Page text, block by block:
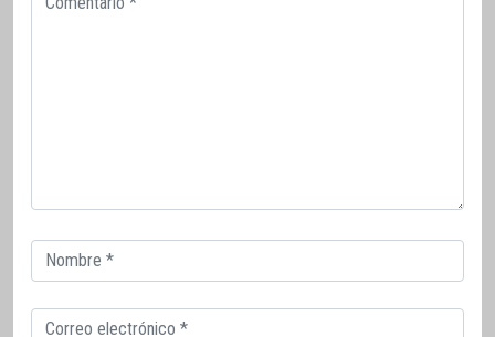
Correo
electrónico
Correo